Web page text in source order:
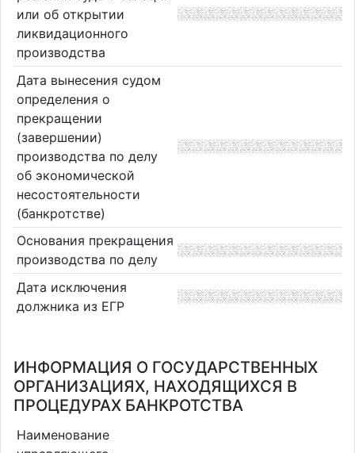
или об открытии
ликвидационного
производства
Дата вынесения судом
определения о
прекращении
(завершении)
производства по делу
об экономической
несостоятельности
(банкротстве)
Основания прекращения
производства по делу
Дата исключения
должника из ЕГР
ИНФОРМАЦИЯ О ГОСУДАРСТВЕННЫХ
ОРГАНИЗАЦИЯХ, НАХОДЯЩИХСЯ В
ПРОЦЕДУРАХ БАНКРОТСТВА
Наименование